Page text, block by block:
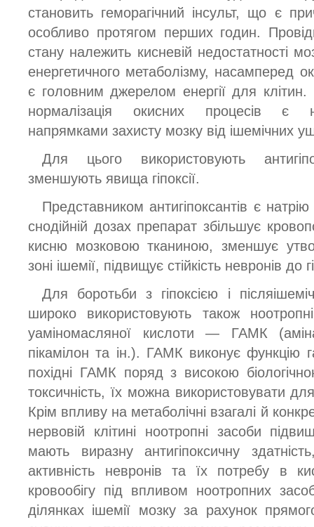
становить геморагічний інсульт, що є
особливо протягом перших годин.
стану належить кисневій недостатності
енергетичного метаболізму, насамперед
є головним джерелом енергії для клітин.
нормалізація окисних процесів є
напрямками захисту мозку від ішемічних
Для цього використовують
зменшують явища гіпоксії.
Представником антигіпоксантів є
снодійній дозах препарат збільшує
кисню мозковою тканиною, зменшує
зоні ішемії, підвищує стійкість невронів до
Для боротьби з гіпоксією і
широко використовують також
уаміномасляної кислоти — ГАМК
пікамілон та ін.). ГАМК виконує функцію
похідні ГАМК поряд з високою
токсичність, їх можна використовувати
Крім впливу на метаболічні взагалі й
нервовій клітині ноотропні засоби
мають виразну антигіпоксичну
активність невронів та їх потребу в
кровообігу під впливом ноотропних
ділянках ішемії мозку за рахунок